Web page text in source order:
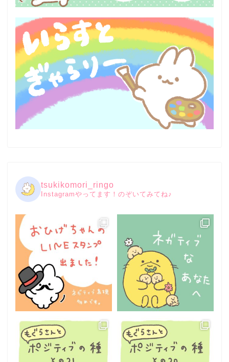
tsukikomori_ringo
Instagramやってます！のぞいてみてね♪